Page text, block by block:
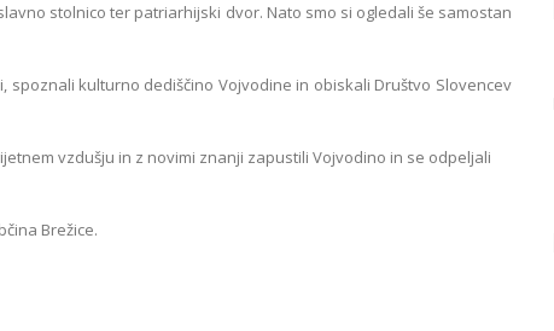
stolnico ter patriarhijski dvor. Nato smo si ogledali še samostan
spoznali kulturno dediščino Vojvodine in obiskali Društvo Slovencev
vzdušju in z novimi znanji zapustili Vojvodino in se odpeljali
Brežice.